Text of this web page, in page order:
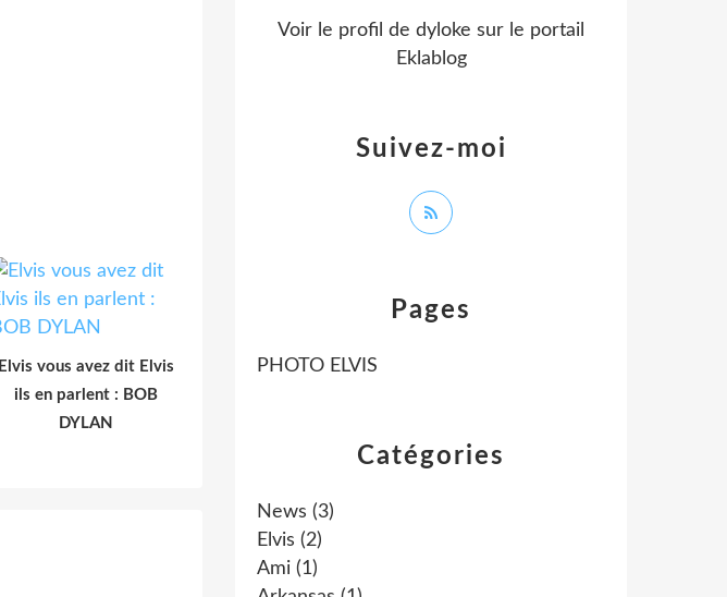
Elvis vous avez dit Elvis
ils en parlent : BOB
DYLAN
Catégories
News (3)
Elvis (2)
Ami (1)
Pages
PHOTO ELVIS
Suivez-moi
Voir le profil de dyloke sur le portail
Eklablog